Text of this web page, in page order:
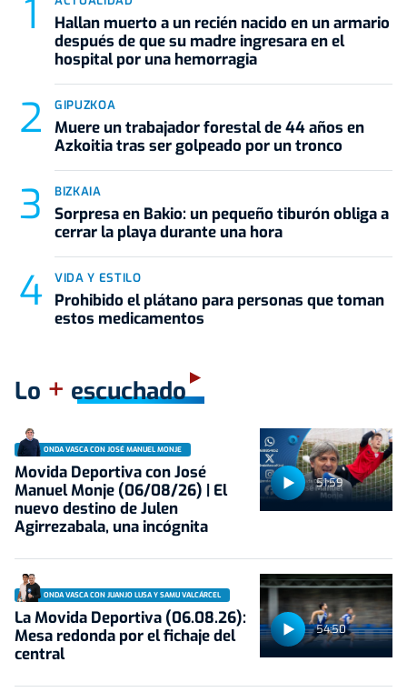
Hallan muerto a un recién nacido en un armario
después de que su madre ingresara en el
hospital por una hemorragia
GIPUZKOA
Muere un trabajador forestal de 44 años en
Azkoitia tras ser golpeado por un tronco
BIZKAIA
Sorpresa en Bakio: un pequeño tiburón obliga a
cerrar la playa durante una hora
VIDA Y ESTILO
Prohibido el plátano para personas que toman
estos medicamentos
Lo + escuchado
51:59
ONDA VASCA CON JOSÉ MANUEL MONJE
Movida Deportiva con José
Manuel Monje (06/08/26) | El
nuevo destino de Julen
Agirrezabala, una incógnita
54:50
ONDA VASCA CON JUANJO LUSA Y SAMU VALCÁRCEL
La Movida Deportiva (06.08.26):
Mesa redonda por el fichaje del
central